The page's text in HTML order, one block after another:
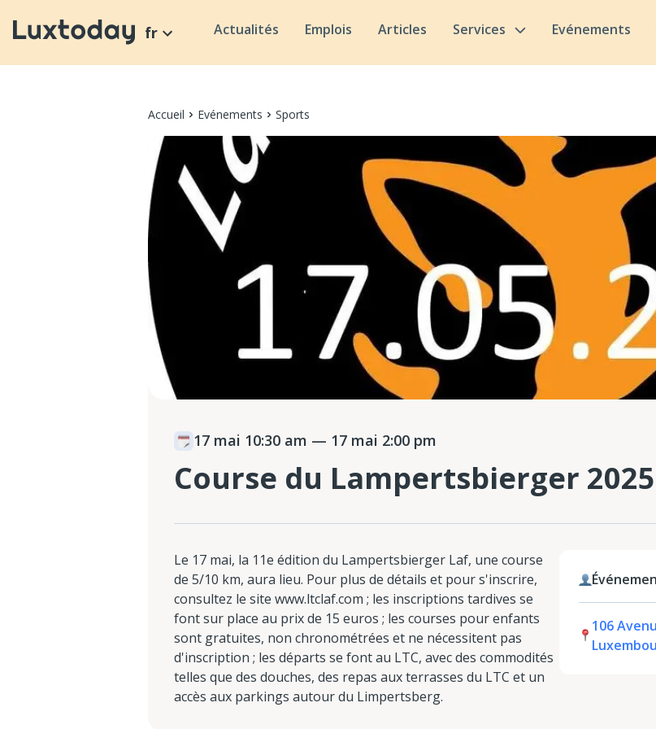
fr Actualités Emplois Articles Services Evénements
Accueil Evénements Sports
17 mai 10:30 am — 17 mai 2:00 pm
Course du Lampertsbierger 2025
Le 17 mai, la 11e édition du Lampertsbierger Laf, une course
de 5/10 km, aura lieu. Pour plus de détails et pour s'inscrire,
consultez le site www.ltclaf.com ; les inscriptions tardives se
font sur place au prix de 15 euros ; les courses pour enfants
sont gratuites, non chronométrées et ne nécessitent pas
d'inscription ; les départs se font au LTC, avec des commodités
telles que des douches, des repas aux terrasses du LTC et un
accès aux parkings autour du Limpertsberg.
106